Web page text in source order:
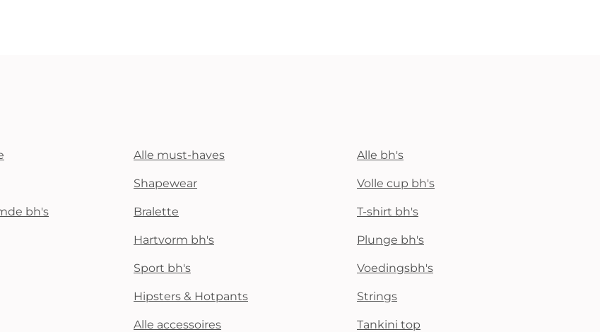
Alle must-haves Alle bh's
Shapewear Volle cup bh's
bh's Bralette T-shirt bh's
Hartvorm bh's Plunge bh's
Sport bh's Voedingsbh's
Hipsters & Hotpants Strings
Alle accessoires Tankini top